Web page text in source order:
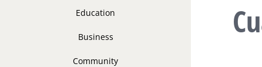
Education
Business
Community